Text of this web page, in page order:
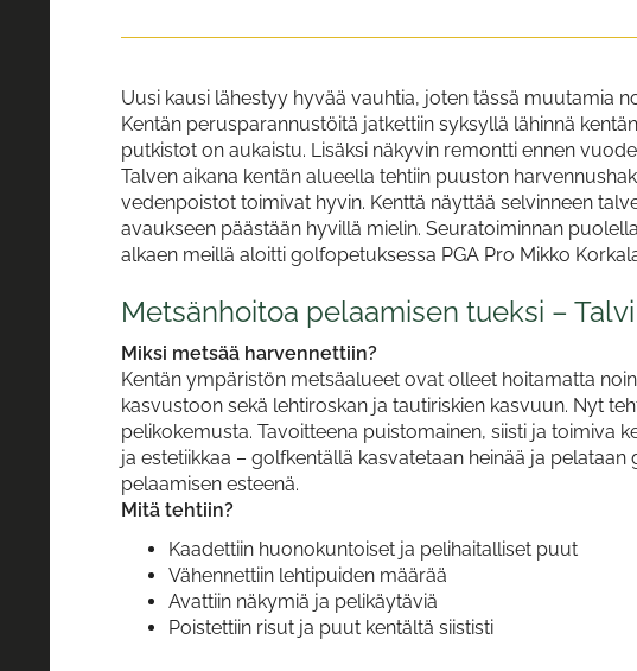
Uusi kausi lähestyy hyvää vauhtia, joten tässä muutamia
Kentän perusparannustöitä jatkettiin syksyllä lähinnä
putkistot on aukaistu. Lisäksi näkyvin remontti ennen
Talven aikana kentän alueella tehtiin puuston
vedenpoistot toimivat hyvin. Kenttä näyttää selvinneen
avaukseen päästään hyvillä mielin. Seuratoiminnan
alkaen meillä aloitti golfopetuksessa PGA Pro Mikko
Metsänhoitoa pelaamisen tueksi –
Miksi metsää harvennettiin?
Kentän ympäristön metsäalueet ovat olleet hoitamatta
kasvustoon sekä lehtiroskan ja tautiriskien kasvuun. Nyt
pelikokemusta. Tavoitteena puistomainen, siisti ja toimiva
ja estetiikkaa – golfkentällä kasvatetaan heinää ja
pelaamisen esteenä.
Mitä tehtiin?
Kaadettiin huonokuntoiset ja pelihaitalliset puut
Vähennettiin lehtipuiden määrää
Avattiin näkymiä ja pelikäytäviä
Poistettiin risut ja puut kentältä siististi